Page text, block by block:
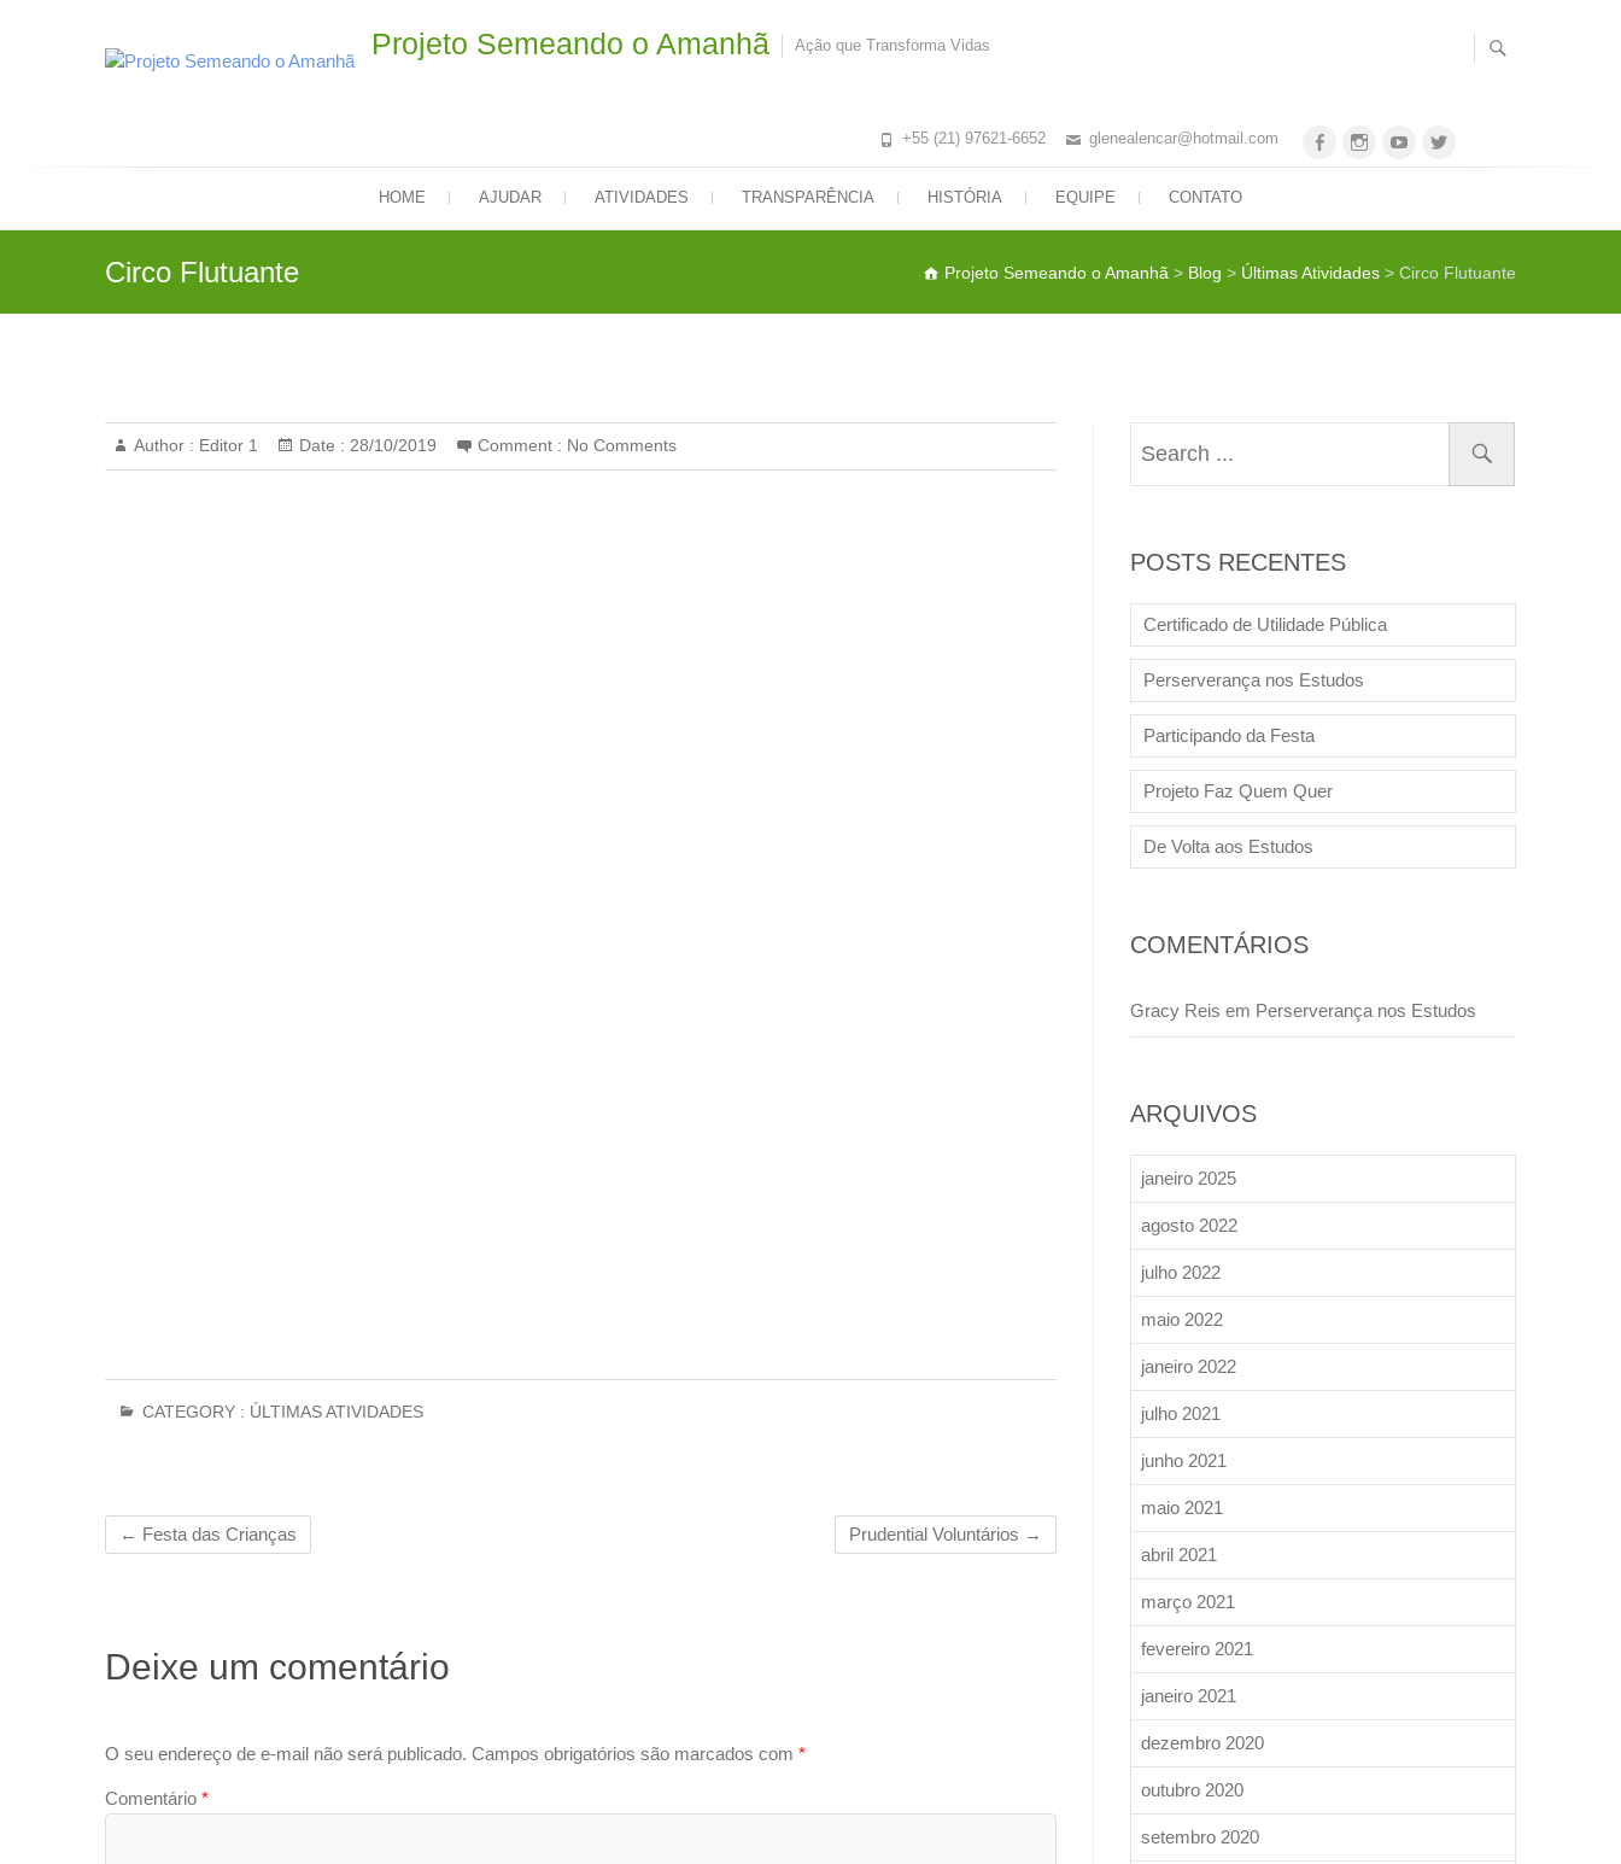
Projeto Semeando o Amanhã Ação que Transforma Vidas
FacebookInstagram
Youtube
+55 (21) 97621-6652 glenealencar@hotmail.com
HOME AJUDAR ATIVIDADES TRANSPARÊNCIA HISTÓRIA EQUIPE CONTATO
Circo Flutuante Projeto Semeando o Amanhã > Blog > Últimas Atividades > Circo Flutuante
Author : Editor 1 Date : 28/10/2019 Comment : No Comments
CATEGORY : ÚLTIMAS ATIVIDADES
← Festa das Crianças Prudential Voluntários →
Deixe um comentário
O seu endereço de e-mail não será publicado. Campos obrigatórios são marcados com *
Comentário *
POSTS RECENTES
Certificado de Utilidade Pública
Perserverança nos Estudos
Participando da Festa
Projeto Faz Quem Quer
De Volta aos Estudos
COMENTÁRIOS
Gracy Reis em Perserverança nos Estudos
ARQUIVOS
janeiro 2025
agosto 2022
julho 2022
maio 2022
janeiro 2022
julho 2021
junho 2021
maio 2021
abril 2021
março 2021
fevereiro 2021
janeiro 2021
dezembro 2020
outubro 2020
setembro 2020